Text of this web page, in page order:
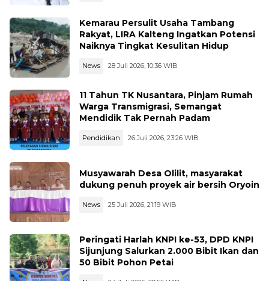
Kemarau Persulit Usaha Tambang
Rakyat, LIRA Kalteng Ingatkan Potensi
Naiknya Tingkat Kesulitan Hidup
News 28 Juli 2026, 10:36 WIB
11 Tahun TK Nusantara, Pinjam Rumah
Warga Transmigrasi, Semangat
Mendidik Tak Pernah Padam
Pendidikan 26 Juli 2026, 23:26 WIB
Musyawarah Desa Olilit, masyarakat
dukung penuh proyek air bersih Oryoin
News 25 Juli 2026, 21:19 WIB
Peringati Harlah KNPI ke-53, DPD KNPI
Sijunjung Salurkan 2.000 Bibit Ikan dan
50 Bibit Pohon Petai